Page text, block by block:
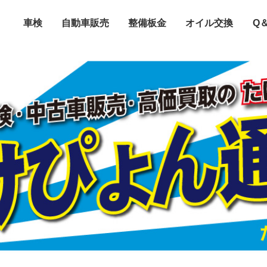
車検 自動車販売 整備板金 オイル交換 Q